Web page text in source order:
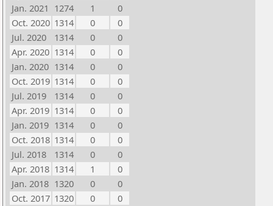
Jan. 2021 1274 1
0
Oct. 2020 1314 0
0
Jul. 2020
1314 0
0
Apr. 2020 1314 0
0
Jan. 2020 1314 0
0
Oct. 2019 1314 0
0
Jul. 2019
1314 0
0
Apr. 2019 1314 0
0
Jan. 2019 1314 0
0
Oct. 2018 1314 0
0
Jul. 2018
1314 0
0
Apr. 2018 1314 1
0
Jan. 2018 1320 0
0
Oct. 2017 1320 0
0